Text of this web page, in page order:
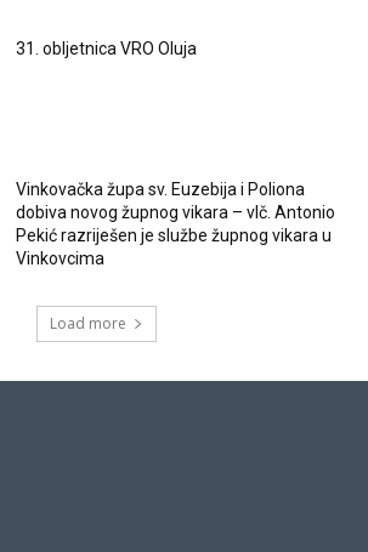
31. obljetnica VRO Oluja
Vinkovačka župa sv. Euzebija i Poliona
dobiva novog župnog vikara – vlč. Antonio
Pekić razriješen je službe župnog vikara u
Vinkovcima
Load more